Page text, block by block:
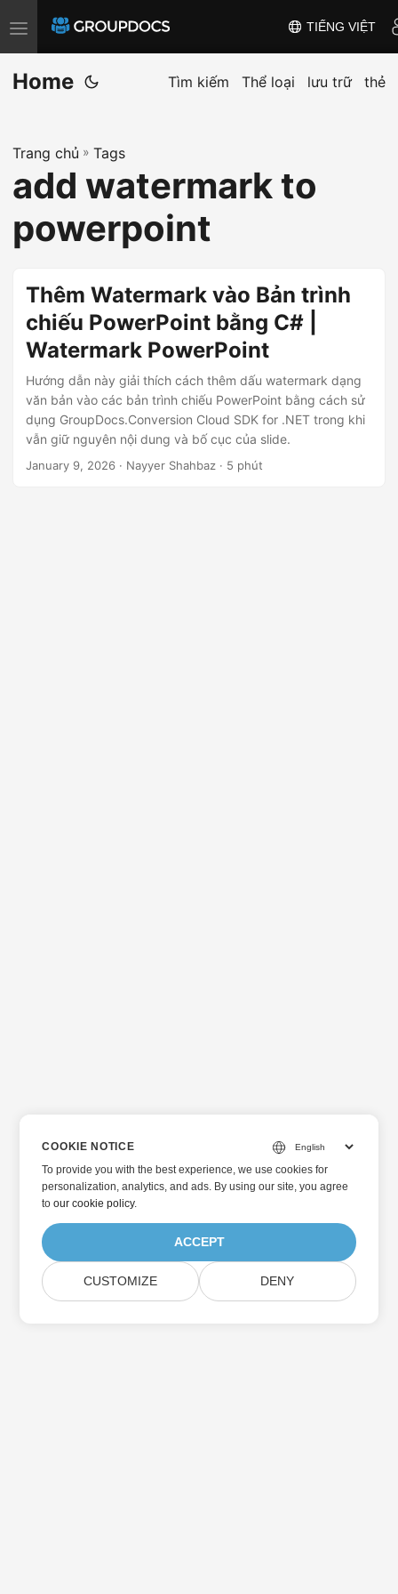
T
o
g
e
n
a
v
i
n
TIẾNG VIỆT
Home Tìm kiếm Thể loại lưu trữ thẻ
Trang chủ » Tags
add watermark to
powerpoint
Thêm Watermark vào Bản trình
chiếu PowerPoint bằng C# |
Watermark PowerPoint
Hướng dẫn này giải thích cách thêm dấu watermark dạng
văn bản vào các bản trình chiếu PowerPoint bằng cách sử
dụng GroupDocs.Conversion Cloud SDK for .NET trong khi
vẫn giữ nguyên nội dung và bố cục của slide.
January 9, 2026 · Nayyer Shahbaz · 5 phút
COOKIE NOTICE
To provide you with the best experience, we use cookies for
personalization, analytics, and ads. By using our site, you agree
toour cookie policy.
ACCEPT
CUSTOMIZE DENY